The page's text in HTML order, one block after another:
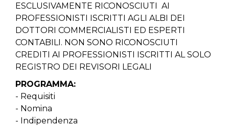
ESCLUSIVAMENTE RICONOSCIUTI AI
PROFESSIONISTI ISCRITTI AGLI ALBI DEI
DOTTORI COMMERCIALISTI ED ESPERTI
CONTABILI. NON SONO RICONOSCIUTI
CREDITI AI PROFESSIONISTI ISCRITTI AL SOLO
REGISTRO DEI REVISORI LEGALI
PROGRAMMA:
- Requisiti
- Nomina
- Indipendenza